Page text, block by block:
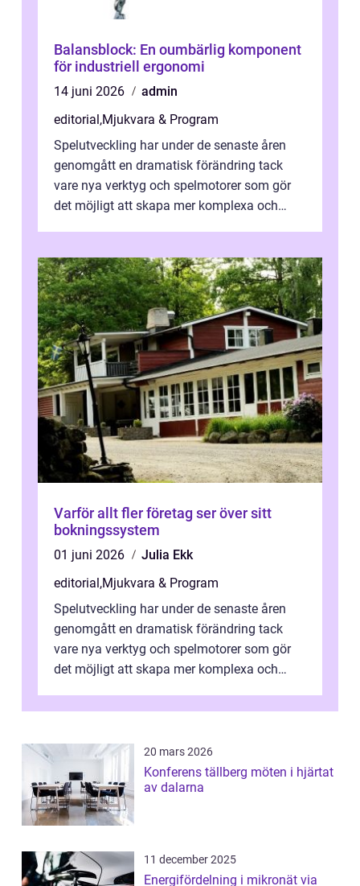
Balansblock: En oumbärlig komponent
för industriell ergonomi
14 juni 2026
admin
editorial,Mjukvara & Program
Spelutveckling har under de senaste åren
genomgått en dramatisk förändring tack
vare nya verktyg och spelmotorer som gör
det möjligt att skapa mer komplexa och
Varför allt fler företag ser över sitt
bokningssystem
01 juni 2026
Julia Ekk
editorial,Mjukvara & Program
Spelutveckling har under de senaste åren
genomgått en dramatisk förändring tack
vare nya verktyg och spelmotorer som gör
det möjligt att skapa mer komplexa och
20 mars 2026
Konferens tällberg möten i hjärtat
av dalarna
11 december 2025
Energifördelning i mikronät via